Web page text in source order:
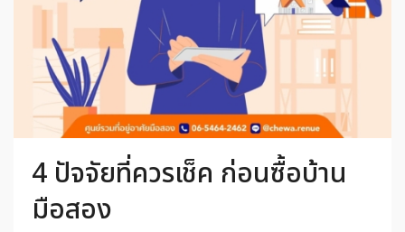
4 ปัจจัยที่ควรเช็ค ก่อนซื้อบ้าน
มือสอง